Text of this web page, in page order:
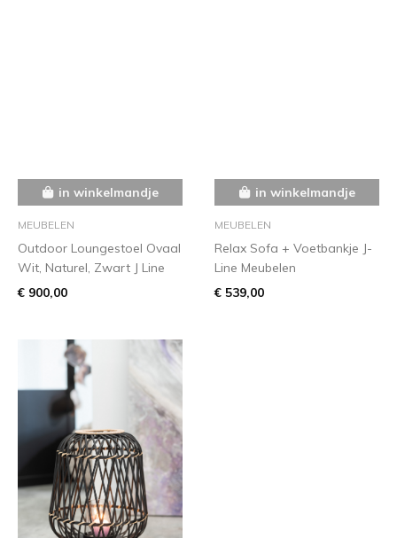
in winkelmandje
MEUBELEN
Outdoor Loungestoel Ovaal
Wit, Naturel, Zwart J Line
€ 900,00
in winkelmandje
MEUBELEN
Relax Sofa + Voetbankje J-
Line Meubelen
€ 539,00